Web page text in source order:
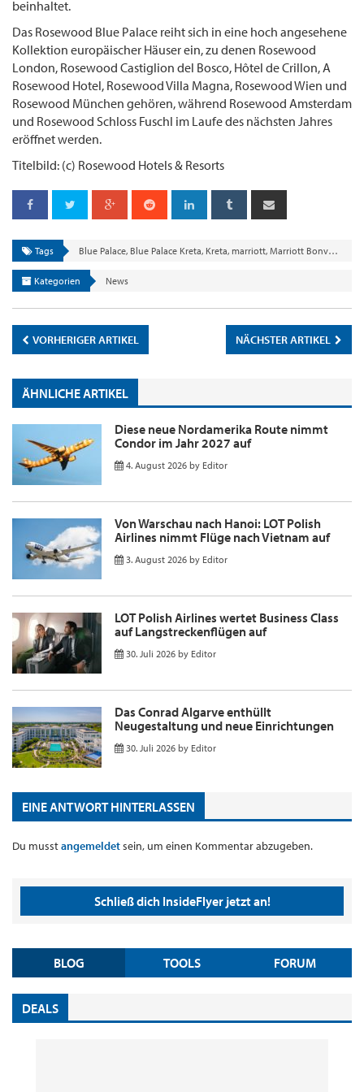
beinhaltet.
Das Rosewood Blue Palace reiht sich in eine hoch angesehene
Kollektion europäischer Häuser ein, zu denen Rosewood
London, Rosewood Castiglion del Bosco, Hôtel de Crillon, A
Rosewood Hotel, Rosewood Villa Magna, Rosewood Wien und
Rosewood München gehören, während Rosewood Amsterdam
und Rosewood Schloss Fuschl im Laufe des nächsten Jahres
eröffnet werden.
Titelbild: (c) Rosewood Hotels & Resorts
Tags Blue Palace, Blue Palace Kreta, Kreta, marriott, Marriott Bonvoy
Kategorien News
VORHERIGER ARTIKEL NÄCHSTER ARTIKEL
ÄHNLICHE ARTIKEL
Diese neue Nordamerika Route nimmt
Condor im Jahr 2027 auf
4. August 2026 by Editor
Von Warschau nach Hanoi: LOT Polish
Airlines nimmt Flüge nach Vietnam auf
3. August 2026 by Editor
LOT Polish Airlines wertet Business Class
auf Langstreckenflügen auf
30. Juli 2026 by Editor
Das Conrad Algarve enthüllt
Neugestaltung und neue Einrichtungen
30. Juli 2026 by Editor
EINE ANTWORT HINTERLASSEN
Du musstangemeldetsein, um einen Kommentar abzugeben.
Schließ dich InsideFlyer jetzt an!
BLOG TOOLS FORUM
DEALS